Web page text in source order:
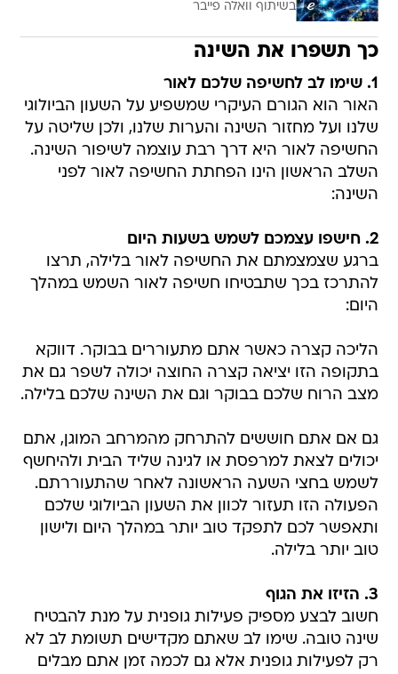
בשיתוף וואלה פייבר
כך תשפרו את השינה
1. שימו לב לחשיפה שלכם לאור
האור הוא הגורם העיקרי שמשפיע על השעון הביולוגי
שלנו ועל מחזור השינה והערות שלנו, ולכן שליטה על
החשיפה לאור היא דרך רבת עוצמה לשיפור השינה.
השלב הראשון הינו הפחתת החשיפה לאור לפני
השינה:
2. חישפו עצמכם לשמש בשעות היום
ברגע שצמצמתם את החשיפה לאור בלילה, תרצו
להתרכז בכך שתבטיחו חשיפה לאור השמש במהלך
היום:
הליכה קצרה כאשר אתם מתעוררים בבוקר. דווקא
בתקופה הזו יציאה קצרה החוצה יכולה לשפר גם את
מצב הרוח שלכם בבוקר וגם את השינה שלכם בלילה.
גם אם אתם חוששים להתרחק מהמרחב המוגן, אתם
יכולים לצאת למרפסת או לגינה שליד הבית ולהיחשף
לשמש בחצי השעה הראשונה לאחר שהתעוררתם.
הפעולה הזו תעזור לכוון את השעון הביולוגי שלכם
ותאפשר לכם לתפקד טוב יותר במהלך היום ולישון
טוב יותר בלילה.
3. הזיזו את הגוף
חשוב לבצע מספיק פעילות גופנית על מנת להבטיח
שינה טובה. שימו לב שאתם מקדישים תשומת לב לא
רק לפעילות גופנית אלא גם לכמה זמן אתם מבלים